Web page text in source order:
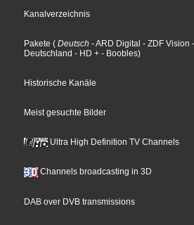
Kanalverzeichnis
Pakete ( Deutsch - ARD Digital - ZDF Vision
Deutschland - HD + - Boobles)
Historische Kanäle
Meist gesuchte Bilder
Ultra High Definition TV Channels
Channels broadcasting in 3D
DAB over DVB transmissions